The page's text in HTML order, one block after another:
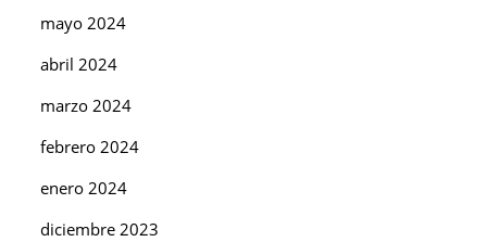
mayo 2024
abril 2024
marzo 2024
febrero 2024
enero 2024
diciembre 2023